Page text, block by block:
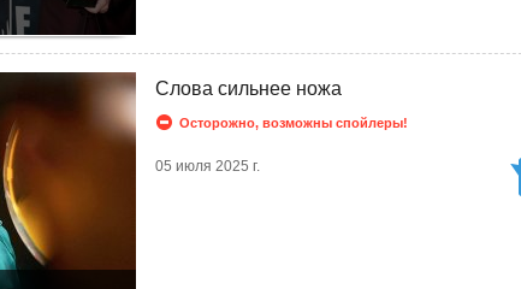
Слова сильнее ножа
Осторожно, возможны спойлеры!
05 июля 2025 г.